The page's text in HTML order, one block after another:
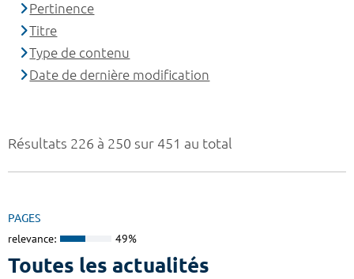
Résultats 226 à 250 sur 451 au total
PAGES
relevance: 49%
Toutes les actualités
Pertinence
Titre
Type de contenu
Date de dernière modification